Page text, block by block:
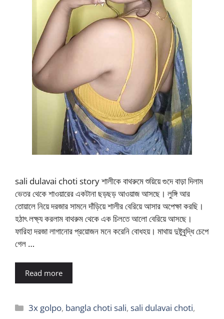
sali dulavai choti story শালীকে বাথরুমে শুয়িয়ে গুদে বাড়া দিলাম
ভেতর থেকে শাওয়ারের একটানা ছড়ছড় আওয়াজ আসছে। লুঙ্গি আর
তোয়ালে নিয়ে দরজার সামনে দাঁড়িয়ে শালীর বেরিয়ে আসার অপেক্ষা করছি।
হঠাৎ লক্ষ্য করলাম বাথরুম থেকে এক চিলতে আলো বেরিয়ে আসছে।
ফারিহা দরজা লাগানোর প্রয়োজন মনে করেনি বোধহয়। মাথায় দুষ্টুবুদ্ধি চেপে
গেল …
Read more
Categories
3x golpo, bangla choti sali,sali dulavai choti,